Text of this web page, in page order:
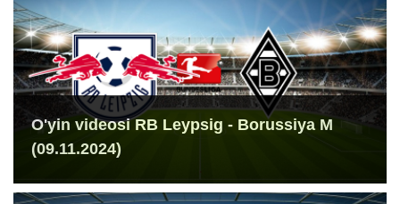
O'yin videosi RB Leypsig - Borussiya M
(09.11.2024)